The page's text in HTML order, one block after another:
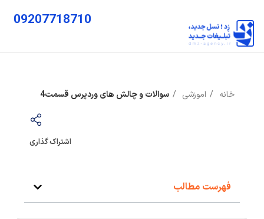
09207718710
خانه اموزشی سوالات و چالش های وردپرس قسمت4
اشتراک گذاری
فهرست مطالب